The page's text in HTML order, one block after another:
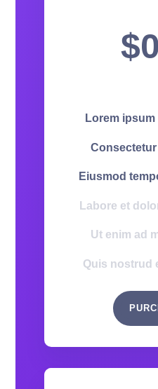
$0
Lorem
Eiusmod
Labore et
Ut enim ad
Quis nostrud